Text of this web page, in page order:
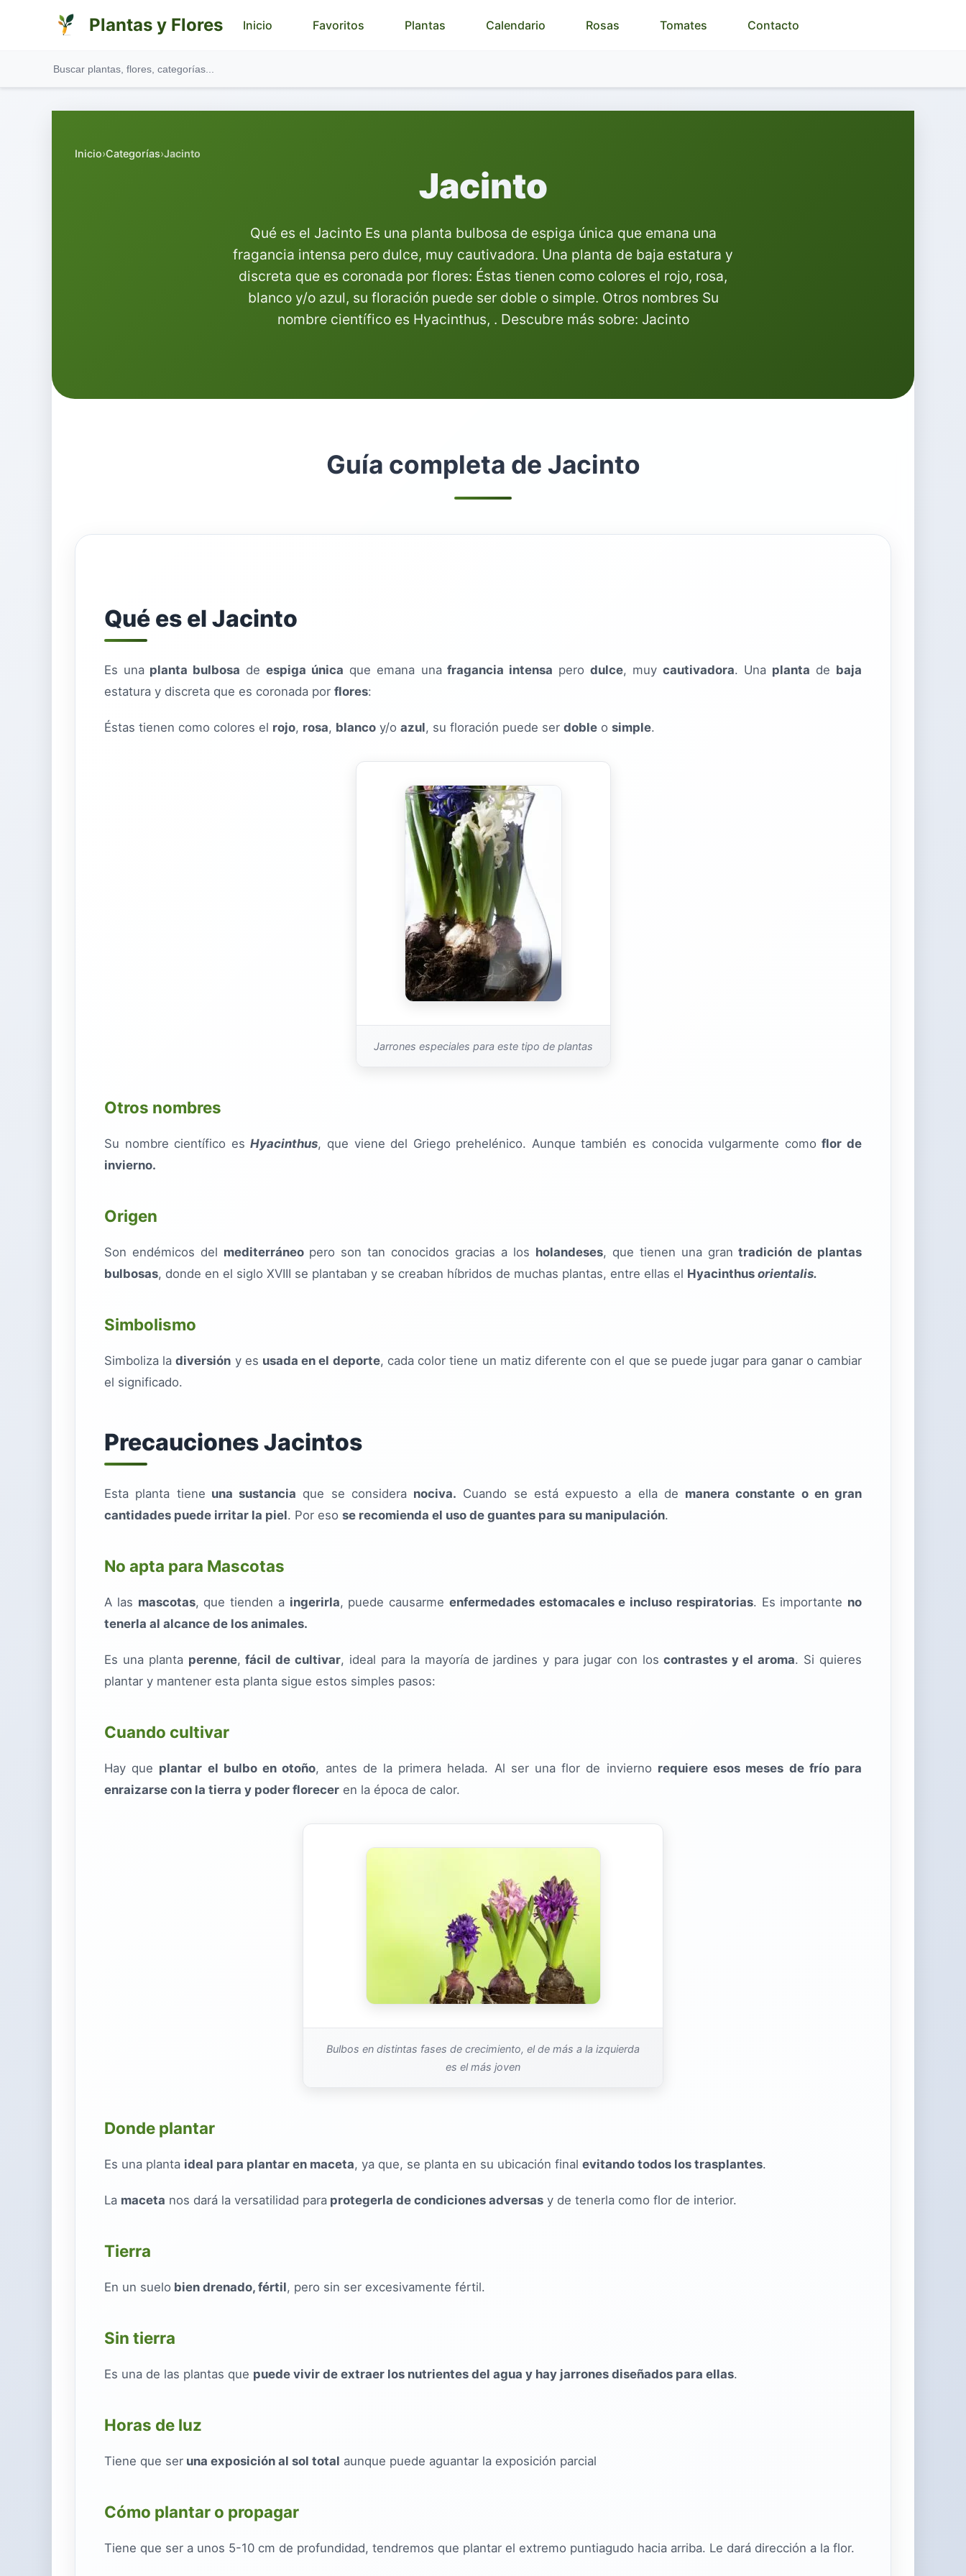
Plantas y Flores Inicio Favoritos Plantas Calendario Rosas Tomates Contacto
Inicio›Categorías›Jacinto
Jacinto
Qué es el Jacinto Es una planta bulbosa de espiga única que emana una
fragancia intensa pero dulce, muy cautivadora. Una planta de baja estatura y
discreta que es coronada por flores: Éstas tienen como colores el rojo, rosa,
blanco y/o azul, su floración puede ser doble o simple. Otros nombres Su
nombre científico es Hyacinthus, . Descubre más sobre: Jacinto
Guía completa de Jacinto
Qué es el Jacinto
Es una planta bulbosa deespiga única que emana unafragancia intensa pero dulce, muy cautivadora. Una planta de baja
estatura y discreta que es coronada por flores:
Éstas tienen como colores el rojo, rosa, blanco y/o azul, su floración puede ser doble o simple.
Jarrones especiales para este tipo de plantas
Otros nombres
Su nombre científico esHyacinthus, que viene del Griego prehelénico. Aunque también es conocida vulgarmente comoflor de
invierno.
Origen
Son endémicos del mediterráneo pero son tan conocidos gracias a los holandeses, que tienen una gran tradición de plantas
bulbosas, donde en el siglo XVIII se plantaban y se creaban híbridos de muchas plantas, entre ellas el Hyacinthus orientalis.
Simbolismo
Simboliza ladiversión y es usada en el deporte, cada color tiene un matiz diferente con el que se puede jugar para ganar o cambiar
el significado.
Precauciones Jacintos
Esta planta tiene una sustancia que se considera nociva. Cuando se está expuesto a ella de manera constante o en gran
cantidades puede irritar la piel. Por eso se recomienda el uso de guantes para su manipulación.
No apta para Mascotas
A las mascotas, que tienden a ingerirla, puede causarme enfermedades estomacales e incluso respiratorias. Es importante no
tenerla al alcance de los animales.
Es una planta perenne,fácil de cultivar, ideal para la mayoría de jardines y para jugar con los contrastes y el aroma. Si quieres
plantar y mantener esta planta sigue estos simples pasos:
Cuando cultivar
Hay que plantar el bulbo en otoño, antes de la primera helada. Al ser una flor de invierno requiere esos meses de frío para
enraizarse con la tierra y poder florecer en la época de calor.
Bulbos en distintas fases de crecimiento, el de más a la izquierda
es el más joven
Donde plantar
Es una planta ideal para plantar en maceta, ya que, se planta en su ubicación final evitando todos los trasplantes.
La maceta nos dará la versatilidad para protegerla de condiciones adversas y de tenerla como flor de interior.
Tierra
En un suelo bien drenado, fértil, pero sin ser excesivamente fértil.
Sin tierra
Es una de las plantas que puede vivir de extraer los nutrientes del agua y hay jarrones diseñados para ellas.
Horas de luz
Tiene que ser una exposición al sol total aunque puede aguantar la exposición parcial
Cómo plantar o propagar
Tiene que ser a unos 5-10 cm de profundidad, tendremos que plantar el extremo puntiagudo hacia arriba. Le dará dirección a la flor.